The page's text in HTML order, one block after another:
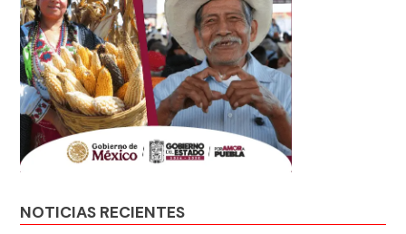
NOTICIAS RECIENTES